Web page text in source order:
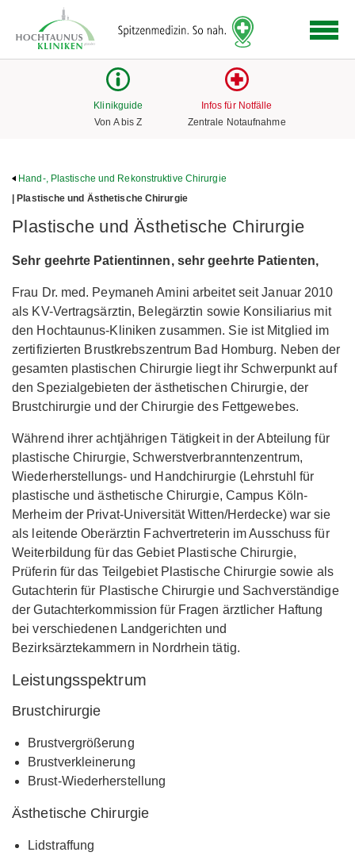
Link
zur
Klinikguide
Von A bis Z
Infos für Notfälle
Zentrale Notaufnahme
Hand-, Plastische und Rekonstruktive Chirurgie
| Plastische und Ästhetische Chirurgie
Plastische und Ästhetische Chirurgie
Sehr geehrte Patientinnen, sehr geehrte Patienten,
Frau Dr. med. Peymaneh Amini arbeitet seit Januar 2010
als KV-Vertragsärztin, Belegärztin sowie Konsiliarius mit
den Hochtaunus-Kliniken zusammen. Sie ist Mitglied im
zertifizierten Brustkrebszentrum Bad Homburg. Neben der
gesamten plastischen Chirurgie liegt ihr Schwerpunkt auf
den Spezialgebieten der ästhetischen Chirurgie, der
Brustchirurgie und der Chirurgie des Fettgewebes.
Während ihrer achtjährigen Tätigkeit in der Abteilung für
plastische Chirurgie, Schwerstverbranntenzentrum,
Wiederherstellungs- und Handchirurgie (Lehrstuhl für
plastische und ästhetische Chirurgie, Campus Köln-
Merheim der Privat-Universität Witten/Herdecke) war sie
als leitende Oberärztin Fachvertreterin im Ausschuss für
Weiterbildung für das Gebiet Plastische Chirurgie,
Prüferin für das Teilgebiet Plastische Chirurgie sowie als
Gutachterin für Plastische Chirurgie und Sachverständige
der Gutachterkommission für Fragen ärztlicher Haftung
bei verschiedenen Landgerichten und
Bezirksärztekammern in Nordrhein tätig.
Leistungsspektrum
Brustchirurgie
Brustvergrößerung
Brustverkleinerung
Brust-Wiederherstellung
Ästhetische Chirurgie
Lidstraffung